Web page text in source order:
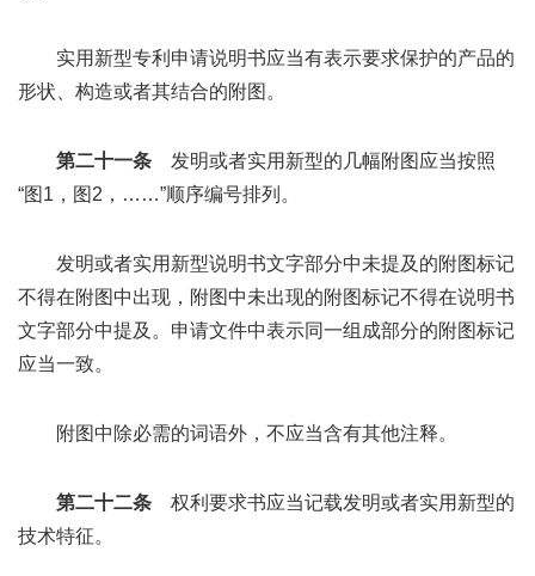
实用新型专利申请说明书应当有表示要求保护的产品的
形状、构造或者其结合的附图。
第二十一条 发明或者实用新型的几幅附图应当按照
“图1，图2，……”顺序编号排列。
发明或者实用新型说明书文字部分中未提及的附图标记
不得在附图中出现，附图中未出现的附图标记不得在说明书
文字部分中提及。申请文件中表示同一组成部分的附图标记
应当一致。
附图中除必需的词语外，不应当含有其他注释。
第二十二条 权利要求书应当记载发明或者实用新型的
技术特征。